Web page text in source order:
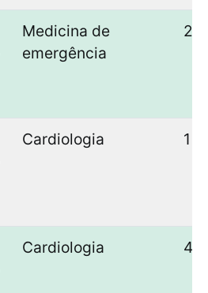
Medicina de
emergência
2
Cardiologia 1
Cardiologia 4